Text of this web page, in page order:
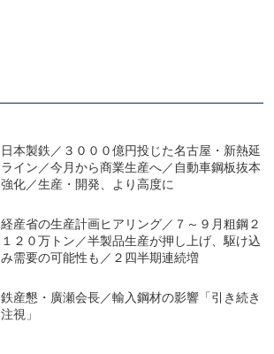
日本製鉄／３０００億円投じた名古屋・新熱延
ライン／今月から商業生産へ／自動車鋼板抜本
強化／生産・開発、より高度に
経産省の生産計画ヒアリング／７～９月粗鋼２
１２０万トン／半製品生産が押し上げ、駆け込
み需要の可能性も／２四半期連続増
鉄産懇・廣瀬会長／輸入鋼材の影響「引き続き
注視」